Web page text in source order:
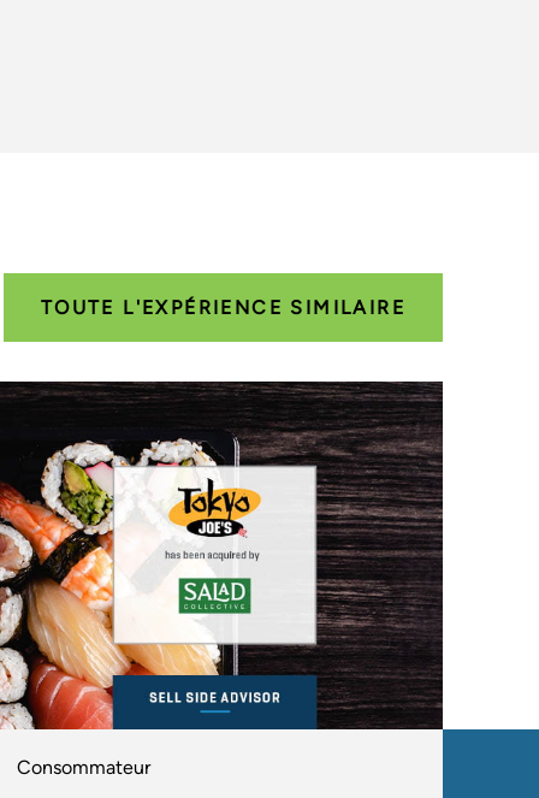
TOUTE L'EXPÉRIENCE SIMILAIRE
Consommateur